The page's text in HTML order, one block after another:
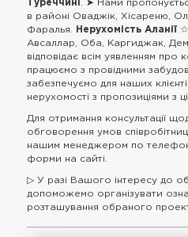
Туреччині
. ➤ Нами
в районі Оваджік, Хісареню,
Фаралья.
Нерухомість Аланії ☆
Авсаллар, Оба, Каргиджак,
відповідає всім уявленням
працюємо з провідними
забезпечуємо для наших
нерухомості з пропозиціями з
Для отримання консультації
обговорення умов
нашим менеджером по
форми на сайті.
▷ У разі Вашого інтересу до
допоможемо організувати
розташування обраного